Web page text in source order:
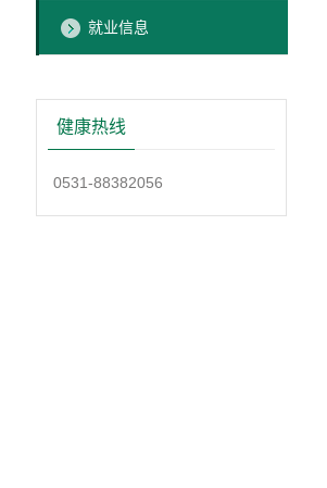
就业信息
健康热线
0531-88382056